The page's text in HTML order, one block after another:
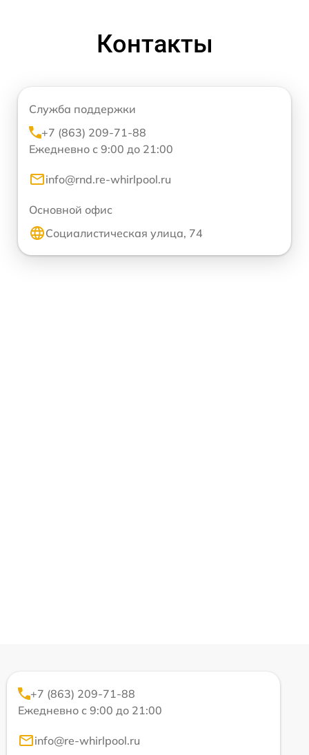
Контакты
Служба поддержки
+7 (863) 209-71-88
Ежедневно с 9:00 до 21:00
info@rnd.re-whirlpool.ru
Основной офис
Социалистическая улица, 74
+7 (863) 209-71-88
Ежедневно с 9:00 до 21:00
info@re-whirlpool.ru